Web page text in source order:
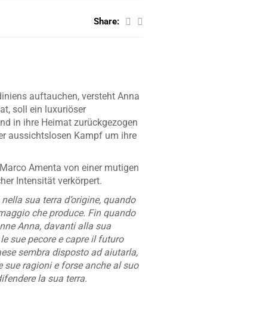
Share:
auftauchen, versteht Anna
soll ein luxuriöser
in ihre Heimat zurückgezogen
aussichtslosen Kampf um ihre
Amenta von einer mutigen
Intensität verkörpert.
sua terra d’origine, quando
che produce. Fin quando
Anna, davanti alla sua
sue pecore e capre il futuro
sembra disposto ad aiutarla,
ragioni e forse anche al suo
la sua terra.